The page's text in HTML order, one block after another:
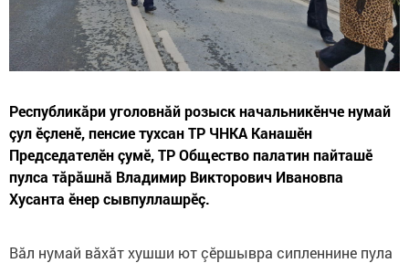
Республикăри уголовнăй розыск начальникӗнче нумай
çул ӗçленӗ, пенсие тухсан ТР ЧНКА Канашӗн
Председателӗн çумӗ, ТР Общество палатин пайташӗ
пулса тăрăшнă Владимир Викторович Ивановпа
Хусанта ӗнер сывпуллашрӗç.
Вăл нумай вăхăт хушши ют çӗршывра сипленнине пула